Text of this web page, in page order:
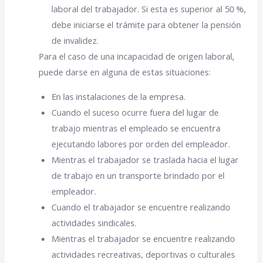
laboral del trabajador. Si esta es superior al 50 %,
debe iniciarse el trámite para obtener la pensión
de invalidez.
Para el caso de una incapacidad de origen laboral,
puede darse en alguna de estas situaciones:
En las instalaciones de la empresa.
Cuando el suceso ocurre fuera del lugar de
trabajo mientras el empleado se encuentra
ejecutando labores por orden del empleador.
Mientras el trabajador se traslada hacia el lugar
de trabajo en un transporte brindado por el
empleador.
Cuando el trabajador se encuentre realizando
actividades sindicales.
Mientras el trabajador se encuentre realizando
actividades recreativas, deportivas o culturales